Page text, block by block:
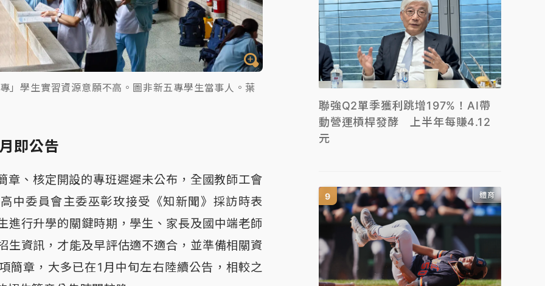
」學生實習資源意願不高。圖非新五專學生當事人。葉
即公告
章、核定開設的專班遲遲未公布，全國教師工會
中委員會主委巫彰玫接受《知新聞》採訪時表
進行升學的關鍵時期，學生、家長及國中端老師
生資訊，才能及早評估適不適合，並準備相關資
簡章，大多已在1月中旬左右陸續公告，相較之
聯強Q2單季獲利跳增197%！AI帶
動營運槓桿發酵 上半年每賺4.12
元
體育